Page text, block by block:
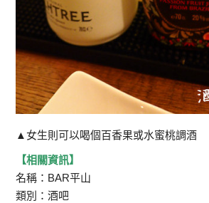
▲女生則可以喝個百香果或水蜜桃調酒
【相關資訊】
名稱：BAR平山
類別：酒吧